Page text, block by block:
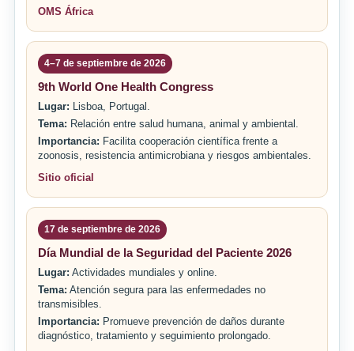
OMS África
4–7 de septiembre de 2026
9th World One Health Congress
Lugar: Lisboa, Portugal.
Tema: Relación entre salud humana, animal y ambiental.
Importancia: Facilita cooperación científica frente a
zoonosis, resistencia antimicrobiana y riesgos ambientales.
Sitio oficial
17 de septiembre de 2026
Día Mundial de la Seguridad del Paciente 2026
Lugar: Actividades mundiales y online.
Tema: Atención segura para las enfermedades no
transmisibles.
Importancia: Promueve prevención de daños durante
diagnóstico, tratamiento y seguimiento prolongado.